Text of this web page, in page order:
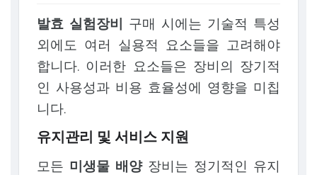
발효 실험장비 구매 시에는 기술적 특성
외에도 여러 실용적 요소들을 고려해야
합니다. 이러한 요소들은 장비의 장기적
인 사용성과 비용 효율성에 영향을 미칩
니다.
유지관리 및 서비스 지원
모든 미생물 배양장비는 정기적인 유지